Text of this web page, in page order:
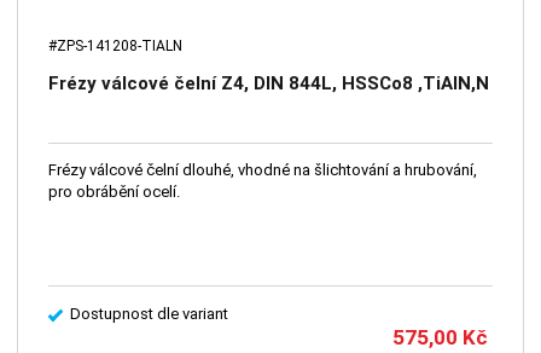
#ZPS-141208-TIALN
Frézy válcové čelní Z4, DIN 844L, HSSCo8 ,TiAlN,N
Frézy válcové čelní dlouhé, vhodné na šlichtování a hrubování,
pro obrábění ocelí.
Dostupnost dle variant
575,00 Kč